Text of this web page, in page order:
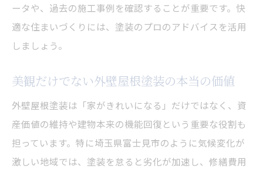
ータや、過去の施工事例を確認することが重要です。快
適な住まいづくりには、塗装のプロのアドバイスを活用
しましょう。
美観だけでない外壁屋根塗装の本当の価値
外壁屋根塗装は「家がきれいになる」だけではなく、資
産価値の維持や建物本来の機能回復という重要な役割も
担っています。特に埼玉県富士見市のように気候変化が
激しい地域では、塗装を怠ると劣化が加速し、修繕費用